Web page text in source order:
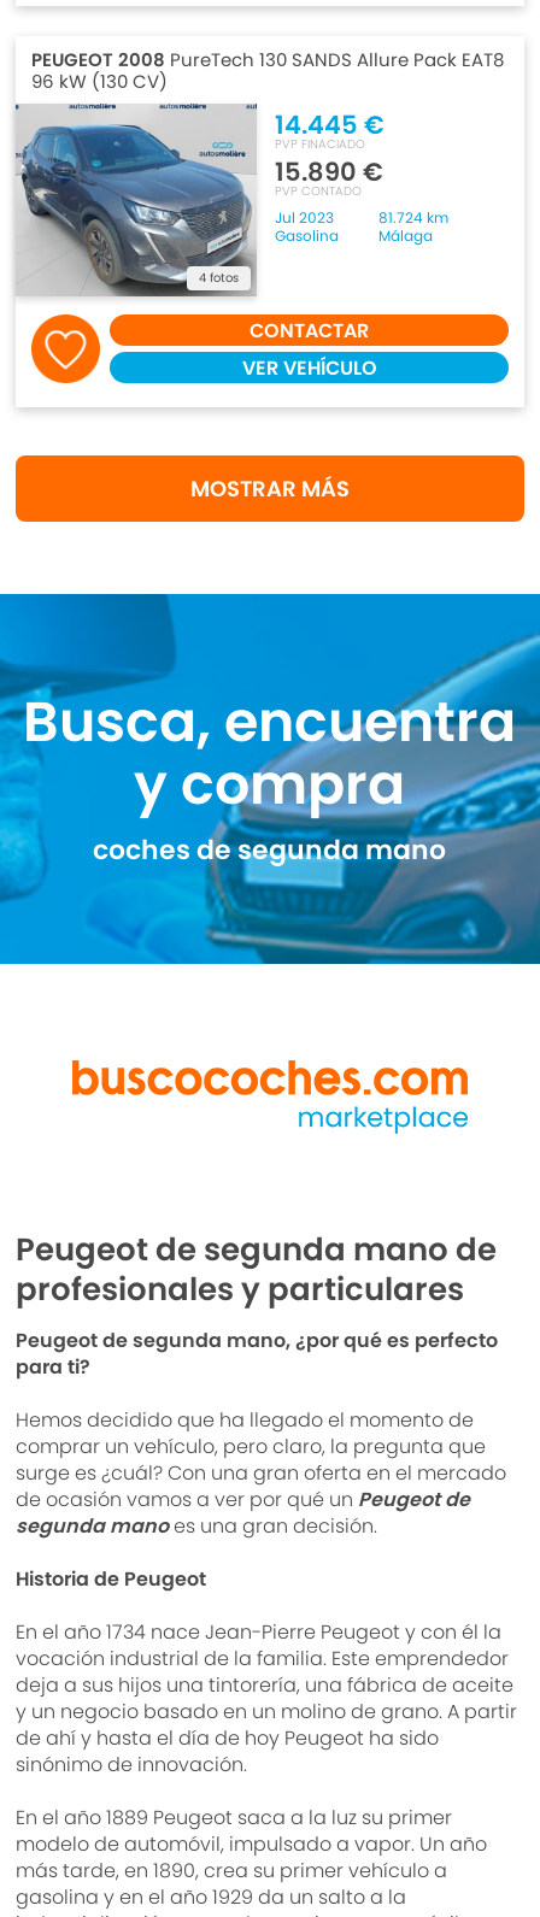
PEUGEOT 2008 PureTech 130 SANDS Allure Pack EAT8
96 kW (130 CV)
4 fotos
14.445 €
PVP FINACIADO
15.890 €
PVP CONTADO
Jul 2023
81.724 km
Gasolina
Málaga
CONTACTAR
VER VEHÍCULO
MOSTRAR MÁS
Busca, encuentra
y compra
coches de segunda mano
Peugeot de segunda mano de
profesionales y particulares
Peugeot de segunda mano, ¿por qué es perfecto
para ti?
Hemos decidido que ha llegado el momento de
comprar un vehículo, pero claro, la pregunta que
surge es ¿cuál? Con una gran oferta en el mercado
de ocasión vamos a ver por qué un Peugeot de
segunda manoes una gran decisión.
Historia de Peugeot
En el año 1734 nace Jean-Pierre Peugeot y con él la
vocación industrial de la familia. Este emprendedor
deja a sus hijos una tintorería, una fábrica de aceite
y un negocio basado en un molino de grano. A partir
de ahí y hasta el día de hoy Peugeot ha sido
sinónimo de innovación.
En el año 1889 Peugeot saca a la luz su primer
modelo de automóvil, impulsado a vapor. Un año
más tarde, en 1890, crea su primer vehículo a
gasolina y en el año 1929 da un salto a la